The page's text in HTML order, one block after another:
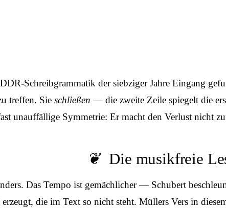
Schreibgrammatik der siebziger Jahre Eingang
treffen. Sie schließen — die zweite Zeile spiegelt die
unauffällige Symmetrie: Er macht den Verlust nicht
Die musikfreie
Das Tempo ist gemächlicher — Schubert
die im Text so nicht steht. Müllers Vers in